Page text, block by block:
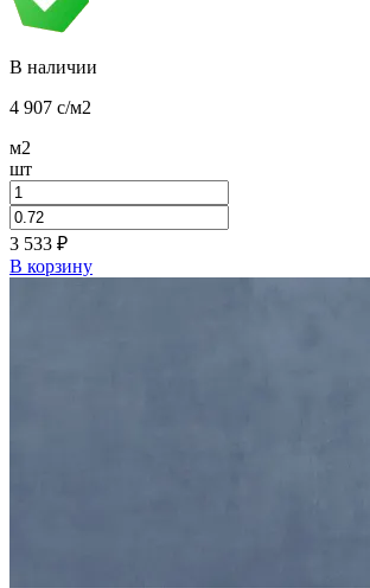
В наличии
4 907 c/м2
м2
шт
3 533 ₽
В корзину